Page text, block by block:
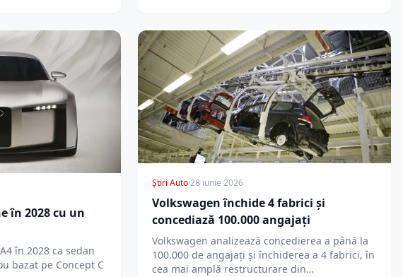
în 2028 cu un
în 2028 ca sedan
bazat pe Concept C
Știri Auto·28 iunie 2026
Volkswagen închide 4 fabrici și
concediază 100.000 angajați
Volkswagen analizează concedierea a până la
100.000 de angajați și închiderea a 4 fabrici, în
cea mai amplă restructurare din…